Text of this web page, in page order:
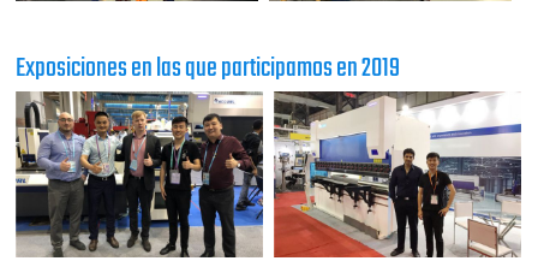
Exposiciones en las que participamos en 2019